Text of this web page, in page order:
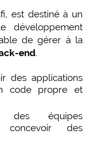
est destiné à un
développement
de gérer à la
end.
des applications
code propre et
des équipes
concevoir des